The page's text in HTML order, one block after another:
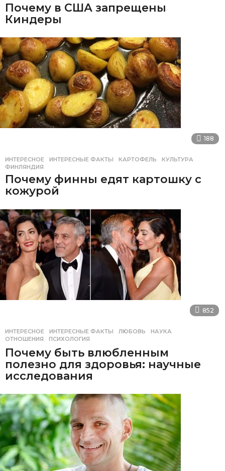
Почему в США запрещены
Киндеры
188
ИНТЕРЕСНОЕ ИНТЕРЕСНЫЕ ФАКТЫ ,КАРТОФЕЛЬ ,КУЛЬТУРА
ФИНЛЯНДИЯ
Почему финны едят картошку с
кожурой
852
ИНТЕРЕСНОЕ ИНТЕРЕСНЫЕ ФАКТЫ ,ЛЮБОВЬ ,НАУКА
ОТНОШЕНИЯ
,ПСИХОЛОГИЯ
Почему быть влюбленным
полезно для здоровья: научные
исследования